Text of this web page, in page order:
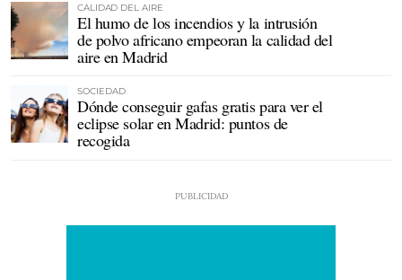
CALIDAD DEL AIRE
El humo de los incendios y la intrusión
de polvo africano empeoran la calidad del
aire en Madrid
SOCIEDAD
Dónde conseguir gafas gratis para ver el
eclipse solar en Madrid: puntos de
recogida